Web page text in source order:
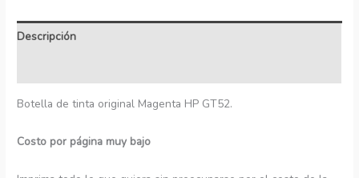
Descripción
Botella de tinta original Magenta HP GT52.
Costo por página muy bajo